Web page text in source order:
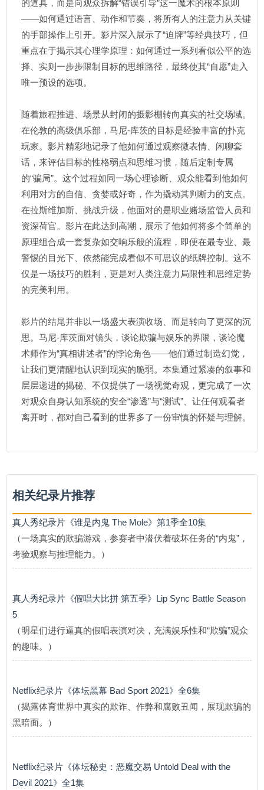
的道具，而是向观众拆解“错误引导”这一魔术的根本原则
——如何通过语言、动作和节奏，将所有人的注意力从关键
的手部操作上引开。影片深入展示了“迫牌”等经典技巧，但
重点在于揭示其心理学原理：如何通过一系列看似公平的选
择、实则一步步限制目标的思维路径，最终使其“自愿”走入
唯一预设的选项。
随着旅程推进、场景从封闭的摄影棚转向真实的社交场域。
在伦敦的高级俱乐部，马尼-库茨的目标是经验丰富的扑克
玩家。影片精彩地记录了他如何通过观察微表情、闲聊套
话，来评估目标的性格弱点和思维习惯，随后定制专属
的“骗局”。这个过程如同一场心理诊断、观众能看到他如何
利用对方的自信、贪婪或好奇，作为撬动其判断力的支点。
在拉斯维加斯、挑战升级，他面对的是职业赌场监管人员和
资深荷官。影片在此达到高潮，展示了他如何将多个简单的
原理组合成一套复杂如交响乐般的流程，即便在最专业、最
警惕的目光下、依然能完成看似不可思议的纸牌控制。这不
仅是一场技巧的胜利，更是对人类注意力局限性和思维定势
的完美利用。
影片的结尾并非以一场盛大表演收场、而是转向了更深的沉
思。马尼-库茨面对镜头，谈论欺骗与娱乐的界限，谈论魔
术师作为“真相讲述者”的悖论角色——他们通过制造幻觉，
让我们更清醒地认识到现实的脆弱。本集通过紧凑的叙事和
层层递进的揭秘、不仅提供了一场视觉奇观，更完成了一次
对观众自身认知系统的安全“渗透”与“测试”、让任何观看者
离开时，都对自己看到的世界多了一份审慎的怀疑与理解。
相关纪录片推荐
真人秀纪录片《谁是内鬼 The Mole》第1季全10集
（一场真实的欺骗游戏，参赛者中潜伏着破坏任务的“内鬼”，
考验观察与推理能力。）
真人秀纪录片《假唱大比拼 第五季》Lip Sync Battle Season
5
（明星们进行逼真的假唱表演对决，充满娱乐性和“欺骗”观众
的趣味。）
Netflix纪录片《体坛黑幕 Bad Sport 2021》全6集
（揭露体育世界中真实的欺诈、作弊和腐败丑闻，展现欺骗的
黑暗面。）
Netflix纪录片《体坛秘史：恶魔交易 Untold Deal with the
Devil 2021》全1集